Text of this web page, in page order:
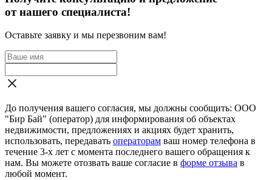
от нашего специалиста!
Оставьте заявку и мы перезвоним вам!
До получения вашего согласия, мы должны сообщить: ООО
"Бир Бай" (оператор) для информирования об объектах
недвижимости, предложениях и акциях будет хранить,
использовать, передавать операторам ваш номер телефона в
течение 3-х лет с момента последнего вашего обращения к
нам. Вы можете отозвать ваше согласие в форме отзыва в
любой момент.